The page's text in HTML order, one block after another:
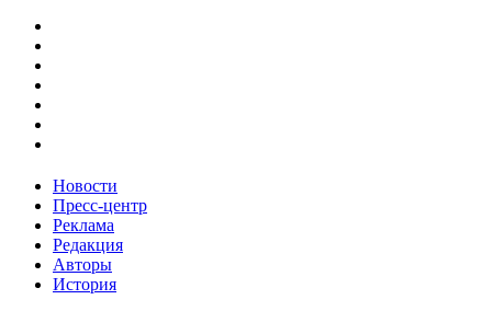
Новости
Пресс-центр
Реклама
Редакция
Авторы
История